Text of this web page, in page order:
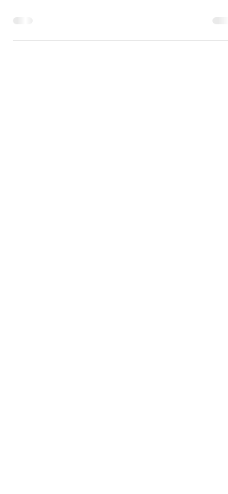
봉화 협동조합 GIVE(이사장 이승준)와 함께 영